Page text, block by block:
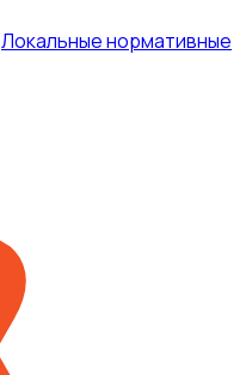
Локальные нормативные